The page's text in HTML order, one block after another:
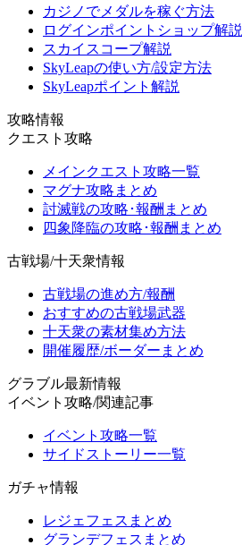
カジノでメダルを稼ぐ方法
ログインポイントショップ解説
スカイスコープ解説
SkyLeapの使い方/設定方法
SkyLeapポイント解説
攻略情報
クエスト攻略
メインクエスト攻略一覧
マグナ攻略まとめ
討滅戦の攻略･報酬まとめ
四象降臨の攻略･報酬まとめ
古戦場/十天衆情報
古戦場の進め方/報酬
おすすめの古戦場武器
十天衆の素材集め方法
開催履歴/ボーダーまとめ
グラブル最新情報
イベント攻略/関連記事
イベント攻略一覧
サイドストーリー一覧
ガチャ情報
レジェフェスまとめ
グランデフェスまとめ